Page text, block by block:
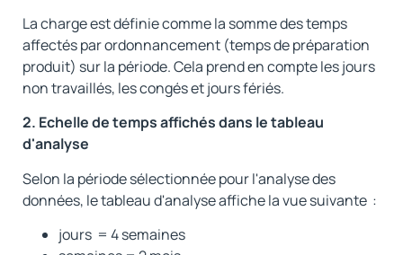
La charge est définie comme la somme des temps
affectés par ordonnancement (temps de préparation
produit) sur la période. Cela prend en compte les jours
non travaillés, les congés et jours fériés.
2. Echelle de temps affichés dans le tableau
d'analyse
Selon la période sélectionnée pour l'analyse des
données, le tableau d'analyse affiche la vue suivante :
jours = 4 semaines